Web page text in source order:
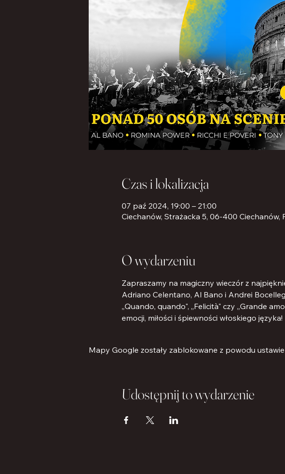
Czas i lokalizacja
07 paź 2024, 19:00 – 21:00
Ciechanów, Strażacka 5, 06-400 Ciechanów,
O wydarzeniu
Zapraszamy na magiczny wieczór z
Adriano Celentano, Al Bano i Andrei
„Quando, quando", „Felicità" czy „Grande
emocji, miłości i śpiewności włoskiego języka!
Mapy Google zostały zablokowane z powodu
Udostępnij to wydarzenie